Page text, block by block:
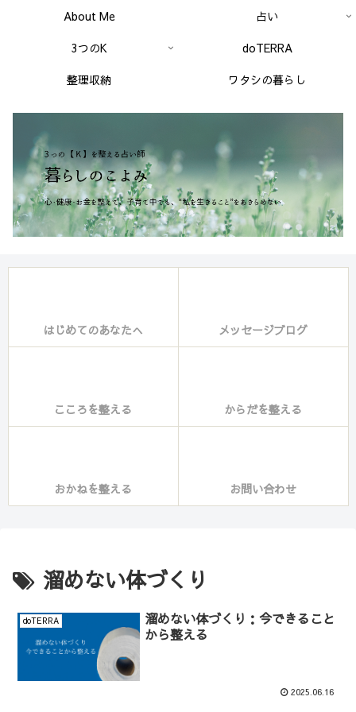
About Me
占い
3つのK
doTERRA
整理収納
ワタシの暮らし
はじめてのあなたへ メッセージブログ
こころを整える からだを整える
おかねを整える お問い合わせ
溜めない体づくり
doTERRA
溜めない体づくり：今できること
から整える
2025.06.16